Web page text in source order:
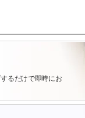
るだけで即時にお